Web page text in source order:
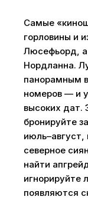
Самые
горловины и
Люсефьорд, а
Нордланна.
панорамным
номеров — и
высоких дат.
бронируйте
северное
найти
игнорируйте
появляются